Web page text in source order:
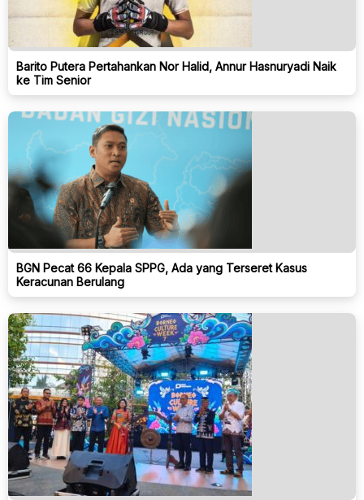
Barito Putera Pertahankan Nor Halid, Annur Hasnuryadi Naik
ke Tim Senior
BGN Pecat 66 Kepala SPPG, Ada yang Terseret Kasus
Keracunan Berulang